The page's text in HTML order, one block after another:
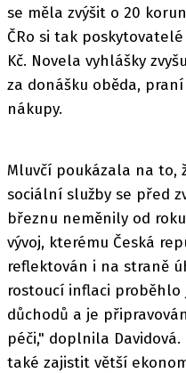
se měla zvýšit o 20
ČRo si tak
Kč. Novela vyhlášky
za donášku oběda,
nákupy.
Mluvčí poukázala na to,
sociální služby se před
březnu neměnily od
vývoj, kterému Česká
reflektován i na straně
rostoucí inflaci
důchodů a je
péči," doplnila
také zajistit větší